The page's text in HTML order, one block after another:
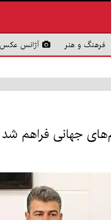
فرهنگ و هنر آژانس عکس
جهانی فراهم شد